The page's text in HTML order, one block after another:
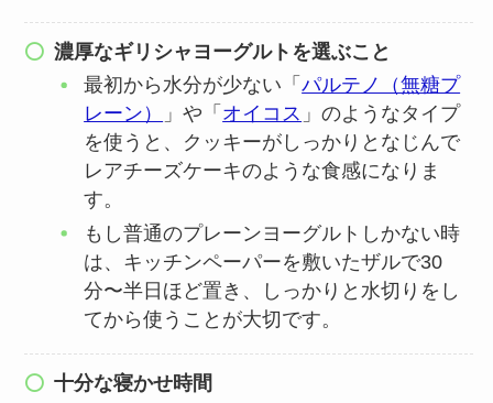
濃厚なギリシャヨーグルトを選ぶこと
最初から水分が少ない「パルテノ（無糖プ
レーン）
」や「 オイコス 」のようなタイプ
を使うと、クッキーがしっかりとなじんで
レアチーズケーキのような食感になりま
す。
もし普通のプレーンヨーグルトしかない時
は、キッチンペーパーを敷いたザルで30
分〜半日ほど置き、しっかりと水切りをし
てから使うことが大切です。
十分な寝かせ時間